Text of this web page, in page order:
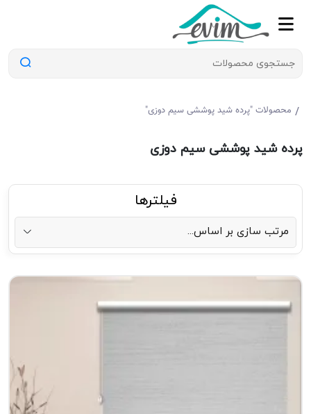
/ محصولات "پرده شید پوششی سیم دوزی"
پرده شید پوششی سیم دوزی
فیلترها